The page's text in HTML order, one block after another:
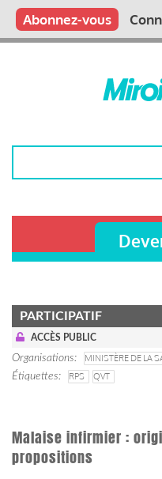
Aller
contenu
Main
Qui sommes nous ?
Vous publiez
Nous publions
Contactez-nous
Abonnez-vous
PARTICIPATIF
ACCÈS PUBLIC
Organisations MINISTÈRE DE LA
Étiquettes
RPS QVT
Malaise infirmier :
propositions